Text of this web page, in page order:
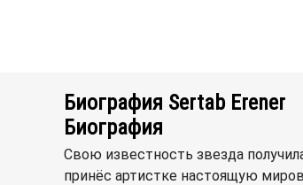
Биография Sertab Erener
Биография
Свою известность звезда
принёс артистке настоящую